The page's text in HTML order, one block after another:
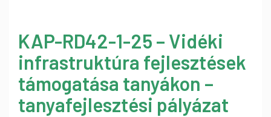
KAP-RD42-1-25 – Vidéki
infrastruktúra fejlesztések
támogatása tanyákon –
tanyafejlesztési pályázat